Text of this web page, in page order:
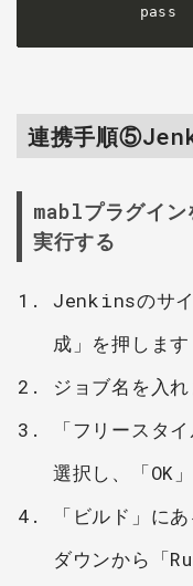
        pass
連携手順
mablプラグイン
実行する
Jenkinsのサイ
成」を押します
ジョブ名を入
「フリースタ
選択し、「OK
「ビルド」に
ダウンから「